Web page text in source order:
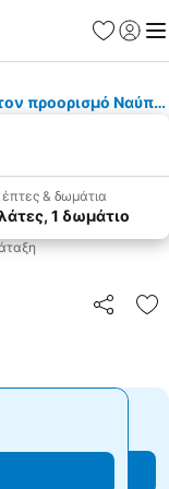
προορισμό
& δωμάτια
1 δωμάτιο